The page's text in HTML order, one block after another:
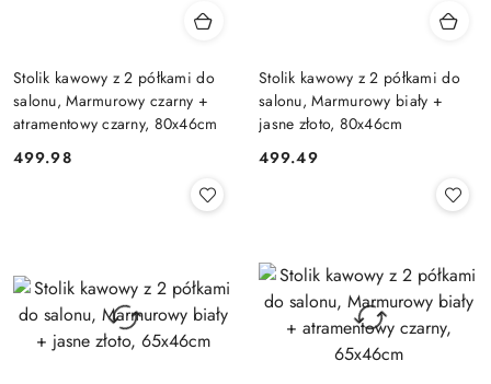
Stolik kawowy z 2 półkami do
salonu, Marmurowy czarny +
atramentowy czarny, 80x46cm
Cena:
499.98
Stolik kawowy z 2 półkami do
salonu, Marmurowy biały +
jasne złoto, 80x46cm
Cena:
499.49